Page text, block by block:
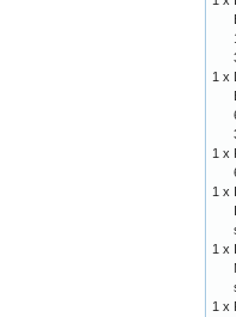
1 x
1 x
1 x
1 x
1 x